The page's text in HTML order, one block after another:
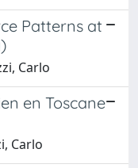
Patterns at
Carlo
en Toscane
Carlo